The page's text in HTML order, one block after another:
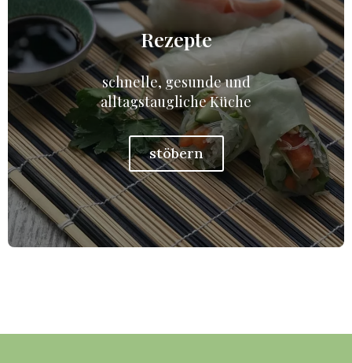
Rezepte
schnelle, gesunde und
alltagstaugliche Küche
stöbern